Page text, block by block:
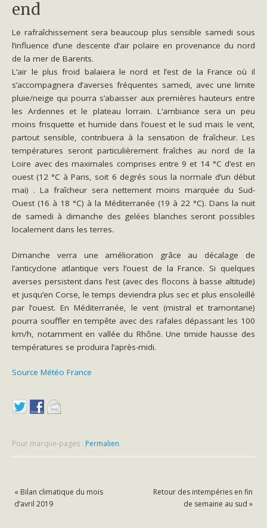
end
Le rafraîchissement sera beaucoup plus sensible samedi sous
l’influence d’une descente d’air polaire en provenance du nord
de la mer de Barents.
L’air le plus froid balaiera le nord et l’est de la France où il
s’accompagnera d’averses fréquentes samedi, avec une limite
pluie/neige qui pourra s’abaisser aux premières hauteurs entre
les Ardennes et le plateau lorrain. L’ambiance sera un peu
moins frisquette et humide dans l’ouest et le sud mais le vent,
partout sensible, contribuera à la sensation de fraîcheur. Les
températures seront particulièrement fraîches au nord de la
Loire avec des maximales comprises entre 9 et 14 °C d’est en
ouest (12 °C à Paris, soit 6 degrés sous la normale d’un début
mai) . La fraîcheur sera nettement moins marquée du Sud-
Ouest (16 à 18 °C) à la Méditerranée (19 à 22 °C). Dans la nuit
de samedi à dimanche des gelées blanches seront possibles
localement dans les terres.
Dimanche verra une amélioration grâce au décalage de
l’anticyclone atlantique vers l’ouest de la France. Si quelques
averses persistent dans l’est (avec des flocons à basse altitude)
et jusqu’en Corse, le temps deviendra plus sec et plus ensoleillé
par l’ouest. En Méditerranée, le vent (mistral et tramontane)
pourra souffler en tempête avec des rafales dépassant les 100
km/h, notamment en vallée du Rhône. Une timide hausse des
températures se produira l’après-midi.
Source Météo France
Pour marque-pages : Permalien.
« Bilan climatique du mois
d’avril 2019
Retour des intempéries en fin
de semaine au sud »